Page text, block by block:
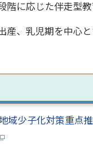
階に応じた伴走型
産、乳児期を中心
域少子化対策重点